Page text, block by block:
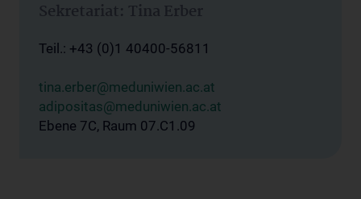
Sekretariat: Tina Erber
Teil.: +43 (0)1 40400-56811
tina.erber@meduniwien.ac.at
adipositas@meduniwien.ac.at
Ebene 7C, Raum 07.C1.09